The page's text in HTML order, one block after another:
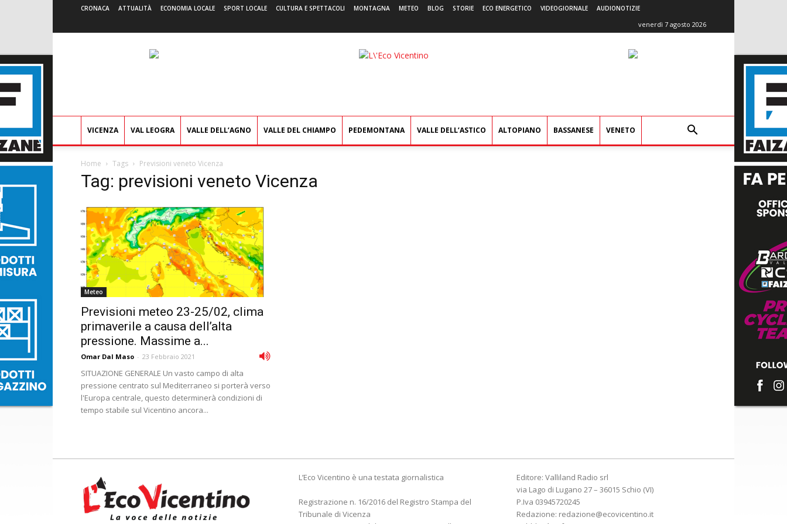
CRONACA ATTUALITÀ ECONOMIA LOCALE SPORT LOCALE CULTURA E SPETTACOLI MONTAGNA METEO BLOG STORIE ECO ENERGETICO VIDEOGIORNALE AUDIONOTIZIE
venerdì 7 agosto 2026
L'Eco
VICENZA VAL LEOGRA VALLE DELL’AGNO VALLE DEL CHIAMPO PEDEMONTANA VALLE DELL’ASTICO ALTOPIANO BASSANESE VENETO
Home Tags Previsioni veneto Vicenza
Tag: previsioni veneto Vicenza
Meteo
Previsioni meteo 23-25/02, clima
primaverile a causa dell’alta
pressione. Massime a...
Omar Dal Maso - 23 Febbraio 2021
SITUAZIONE GENERALE Un vasto campo di alta
pressione centrato sul Mediterraneo si porterà verso
l'Europa centrale, questo determinerà condizioni di
tempo stabile sul Vicentino ancora...
L’Eco Vicentino è una testata giornalistica
Registrazione n. 16/2016 del Registro Stampa del
Tribunale di Vicenza
Editore: Valliland Radio srl
via Lago di Lugano 27 – 36015 Schio (VI)
P.Iva 03945720245
Redazione: redazione@ecovicentino.it